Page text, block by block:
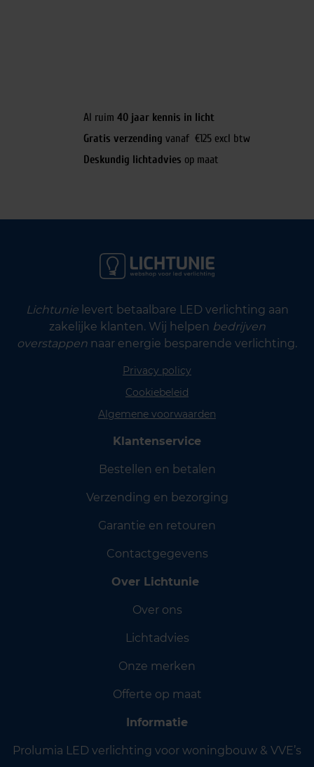
Al ruim 40 jaar kennis in licht
Gratis verzending vanaf €125 excl btw
Deskundig lichtadvies op maat
Lichtunielevert betaalbare LED verlichting aan
zakelijke klanten. Wij helpen bedrijven
overstappen naar energie besparende verlichting.
Privacy policy
Cookiebeleid
Algemene voorwaarden
Klantenservice
Bestellen en betalen
Verzending en bezorging
Garantie en retouren
Contactgegevens
Over Lichtunie
Over ons
Lichtadvies
Onze merken
Offerte op maat
Informatie
Prolumia LED verlichting voor woningbouw & VVE’s